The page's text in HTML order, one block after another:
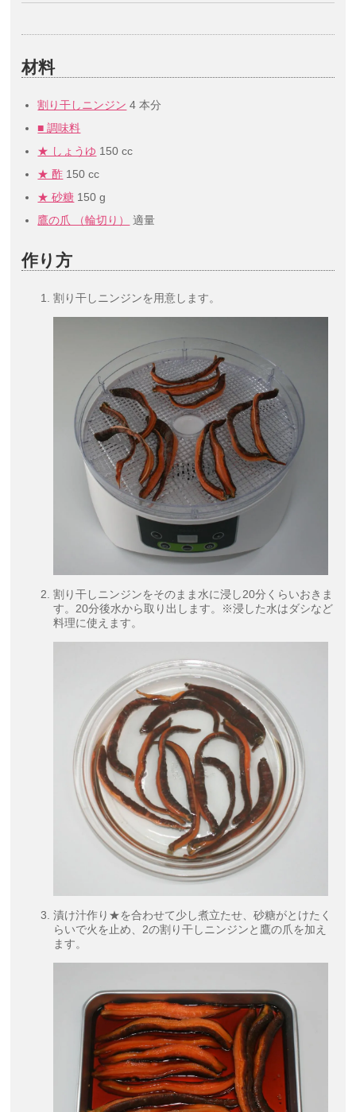
材料
割り干しニンジン 4 本分
■ 調味料
★ しょうゆ 150 cc
★ 酢 150 cc
★ 砂糖 150 g
鷹の爪 （輪切り）
適量
作り方
割り干しニンジンを用意します。
割り干しニンジンをそのまま水に浸し20分くらいおきま
す。20分後水から取り出します。※浸した水はダシなど
料理に使えます。
漬け汁作り★を合わせて少し煮立たせ、砂糖がとけたく
らいで火を止め、2の割り干しニンジンと鷹の爪を加え
ます。